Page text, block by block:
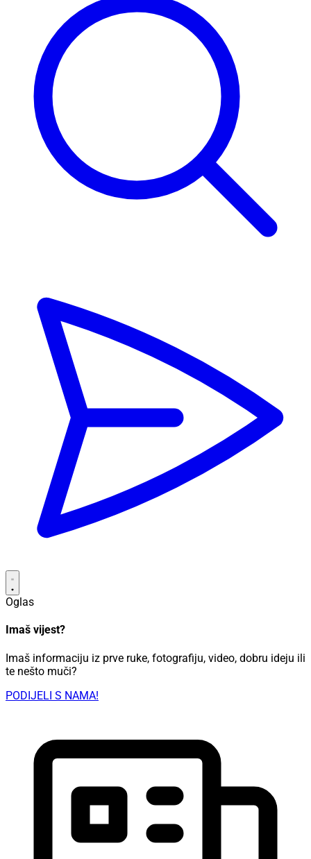
Oglas
Imaš vijest?
Imaš informaciju iz prve ruke, fotografiju, video, dobru ideju ili
te nešto muči?
PODIJELI S NAMA!